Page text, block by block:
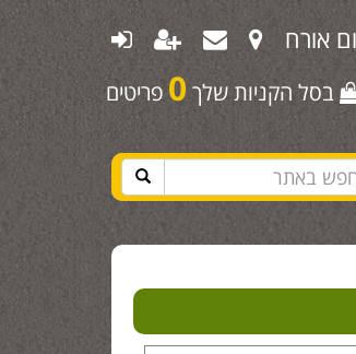
אורח
בסל הקניות שלך 0 פריטים